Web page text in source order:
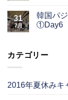
31
7月
韓国パ
①Day6
カテゴリー
2016年夏休みキ